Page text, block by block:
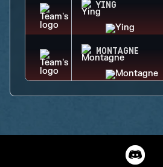
YING
MONTAGNE